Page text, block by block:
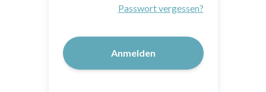
Passwort vergessen?
Anmelden